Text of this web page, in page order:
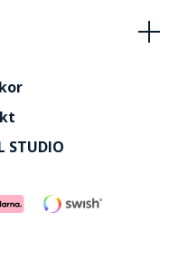
STUDIO